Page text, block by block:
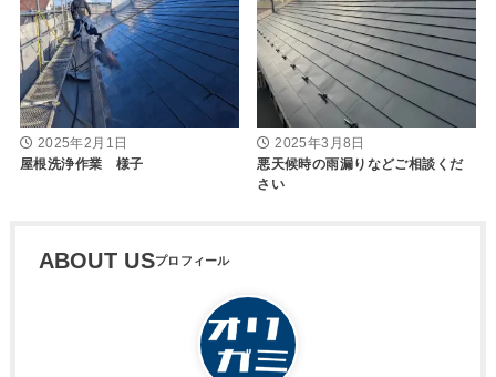
2025年2月1日
屋根洗浄作業 様子
2025年3月8日
悪天候時の雨漏りなどご相談くだ
さい
ABOUT US